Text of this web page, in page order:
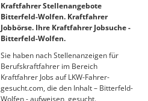
Kraftfahrer Stellenangebote
Bitterfeld-Wolfen. Kraftfahrer
Jobbörse. Ihre Kraftfahrer Jobsuche -
Bitterfeld-Wolfen.
Sie haben nach Stellenanzeigen für
Berufskraftfahrer im Bereich
Kraftfahrer Jobs auf LKW-Fahrer-
gesucht.com, die den Inhalt – Bitterfeld-
Wolfen - aufweisen, gesucht.